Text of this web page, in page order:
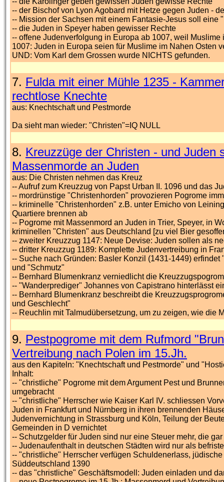
-- der Bischof von Lyon Agobard mit Hetze gegen Juden -
-- Mission der Sachsen mit einem Fantasie-Jesus soll eine
-- die Juden in Speyer haben gewisser Rechte
-- offene Judenverfolgung in Europa ab 1007, weil
1007: Juden in Europa seien für Muslime im Nahen Osten
UND: Vom Karl dem Grossen wurde NICHTS gefunden.
7. Fulda mit einer Mühle 1235 -
rechtlose Knechte
aus: Knechtschaft und Pestmorde
Da sieht man wieder: "Christen"=IQ NULL
8. Kreuzzüge der Christen - und Juden
Massenmorde an Juden
aus: Die Christen nehmen das Kreuz
-- Aufruf zum Kreuzzug von Papst Urban II. 1096 und das
-- mordrünstige "Christenhorden" provozieren Pogrome
-- kriminelle "Christenhorden" z.B. unter Emicho von
Quartiere brennen ab
-- Pogrome mit Massenmord an Juden in Trier, Speyer, in
kriminellen "Christen" aus Deutschland [zu viel Bier
-- zweiter Kreuzzug 1147: Neue Devise: Juden sollen als
-- dritter Kreuzzug 1189: Komplette Judenvertreibung in
-- Suche nach Gründen: Basler Konzil (1431-1449)
und "Schmutz"
-- Bernhard Blumenkranz verniedlicht die
-- "Wanderprediger" Johannes von Capistrano hinterlässt
-- Bernhard Blumenkranz beschreibt die
und Geschlecht"
-- Reuchlin mit Talmudübersetzung, um zu zeigen, wie die
9. Pestpogrome mit dem Rufmord
Vertreibung nach Polen im 15.Jh.
aus den Kapiteln: "Knechtschaft und Pestmorde" und
Inhalt:
-- "christliche" Pogrome mit dem Argument Pest und
umgebracht
-- "christliche" Herrscher wie Kaiser Karl IV. schliessen
Juden in Frankfurt und Nürnberg in ihren brennenden
Judenvernichtung in Strassburg und Köln, Teilung der
Gemeinden in D vernichtet
-- Schutzgelder für Juden sind nur eine Steuer mehr, die
-- Judenaufenthalt in deutschen Städten wird nur als
-- "christliche" Herrscher verfügen Schuldenerlass,
Süddeutschland 1390
-- das "christliche" Geschäftsmodell: Juden einladen und